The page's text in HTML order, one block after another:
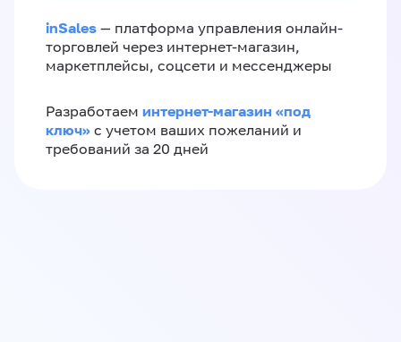
inSales — платформа управления онлайн-
торговлей через интернет-магазин,
маркетплейсы, соцсети и мессенджеры
Разработаем интернет-магазин «‎под
ключ»‎ с учетом ваших пожеланий и
требований за 20 дней